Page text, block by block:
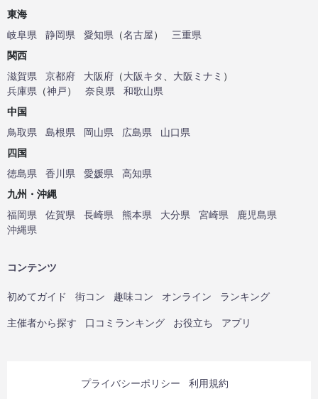
東海
岐阜県
静岡県 愛知県 （名古屋）
三重県
関西
滋賀県
京都府 大阪府 （大阪キタ 大阪ミナミ ）
兵庫県 （神戸） 奈良県
和歌山県
中国
鳥取県
島根県 岡山県 広島県
山口県
四国
徳島県
香川県 愛媛県
高知県
九州・沖縄
福岡県
佐賀県 長崎県 熊本県 大分県 宮崎県
鹿児島県
沖縄県
コンテンツ
初めてガイド 街コン 趣味コン オンライン ランキング
主催者から探す 口コミランキング お役立ち アプリ
プライバシーポリシー 利用規約